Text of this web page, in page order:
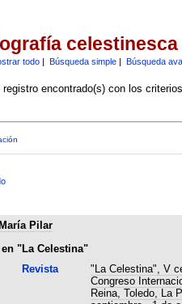
celestinesca
todo| Búsqueda simple| Búsqueda
registro encontrado(s) con los
Pilar
"La Celestina"
Revista
"La Celestina", V
Congreso
Reina, Toledo, La